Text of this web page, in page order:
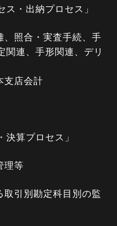
ス・出納プロセス」
、照合・実査手続、手
関連、手形関連、デリ
店会計
決算プロセス」
理等
取引別勘定科目別の監